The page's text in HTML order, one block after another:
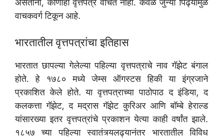
असताना, कोणीही वृत्तपत्र वाचत नाही. केवळ जुन्या पिढ्यांमुळे
वाचकवर्ग टिकून आहे.
भारतातील वृत्तपत्रांचा इतिहास
भारतात छापल्या गेलेल्या पहिल्या वृत्तपत्राचे नाव गॅझेट बंगाल
होते. हे १७८० मध्ये जेम्स ऑगस्टस हिकी या इंग्रजाने
प्रकाशित केले होते. या वृत्तपत्राच्या पाठोपाठ द इंडिया, द
कलकत्ता गॅझेट, द मद्रास गॅझेट कुरिअर आणि बॉम्बे हेराल्ड
यांसारख्या इतर वृत्तपत्रांचे प्रकाशन येत्या काही वर्षांत झाले.
१८५७ च्या पहिल्या स्वातंत्र्यलढ्यानंतर भारतातील विविध